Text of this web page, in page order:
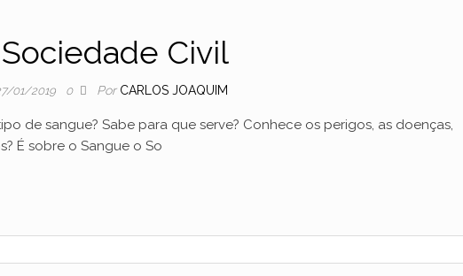
Sociedade Civil
01/2019 0 Por CARLOS JOAQUIM
de sangue? Sabe para que serve? Conhece os perigos, as doenças,
É sobre o Sangue o So